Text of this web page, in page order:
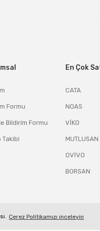
Çerez Politikamızı inceleyin
Formu
Bildirim Formu
Takibi
En Çok
CATA
NOAS
VİKO
MUTLUSAN
OVİVO
BORSAN